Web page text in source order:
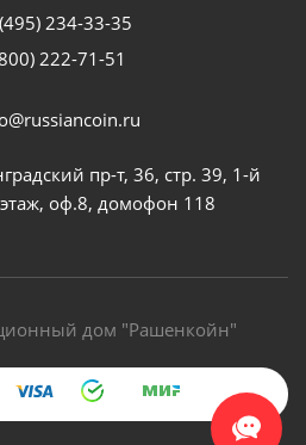
234-33-35
222-71-51
пр-т, 36, стр. 39, 1-й
оф.8, домофон 118
дом "Рашенкойн"